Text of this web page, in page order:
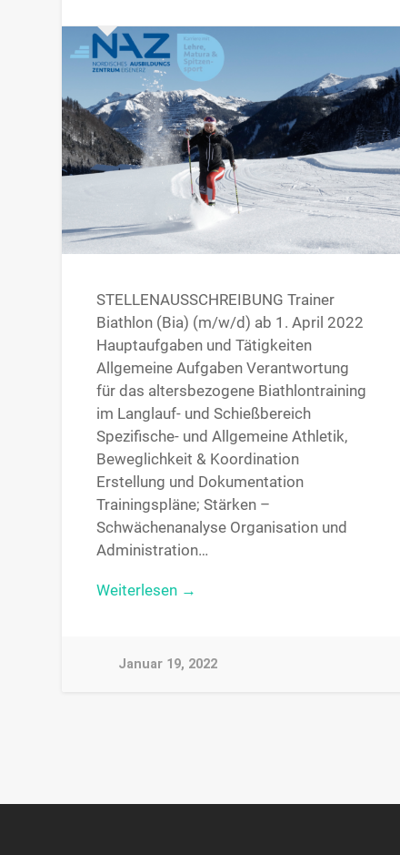
STELLENAUSSCHREIBUNG Trainer
Biathlon (Bia) (m/w/d) ab 1. April 2022
Hauptaufgaben und Tätigkeiten
Allgemeine Aufgaben Verantwortung
für das altersbezogene Biathlontraining
im Langlauf- und Schießbereich
Spezifische- und Allgemeine Athletik,
Beweglichkeit & Koordination
Erstellung und Dokumentation
Trainingspläne; Stärken –
Schwächenanalyse Organisation und
Administration…
Weiterlesen →
Januar 19, 2022